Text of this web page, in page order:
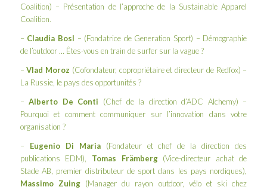
Coalition) – Présentation de l’approche de la Sustainable Apparel
Coalition.
– Claudia Bosl – (Fondatrice de Generation Sport) – Démographie
de l’outdoor … Êtes-vous en train de surfer sur la vague ?
–Vlad Moroz (Cofondateur, copropriétaire et directeur de Redfox) –
La Russie, le pays des opportunités ?
–Alberto De Conti (Chef de la direction d’ADC Alchemy) –
Pourquoi et comment communiquer sur l’innovation dans votre
organisation ?
– Eugenio Di Maria(Fondateur et chef de la direction des
publications EDM), Tomas Främberg(Vice-directeur achat de
Stade AB, premier distributeur de sport dans les pays nordiques),
Massimo Zuing(Manager du rayon outdoor, vélo et ski chez